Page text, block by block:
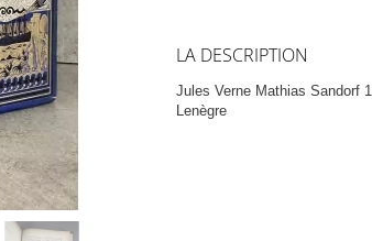
LA DESCRIPTION
Jules Verne Mathias Sandorf
Lenègre